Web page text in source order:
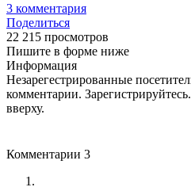
3 комментария
Поделиться
22 215 просмотров
Пишите в форме ниже
Информация
Незарегестрированные
комментарии.
вверху.
Комментарии 3